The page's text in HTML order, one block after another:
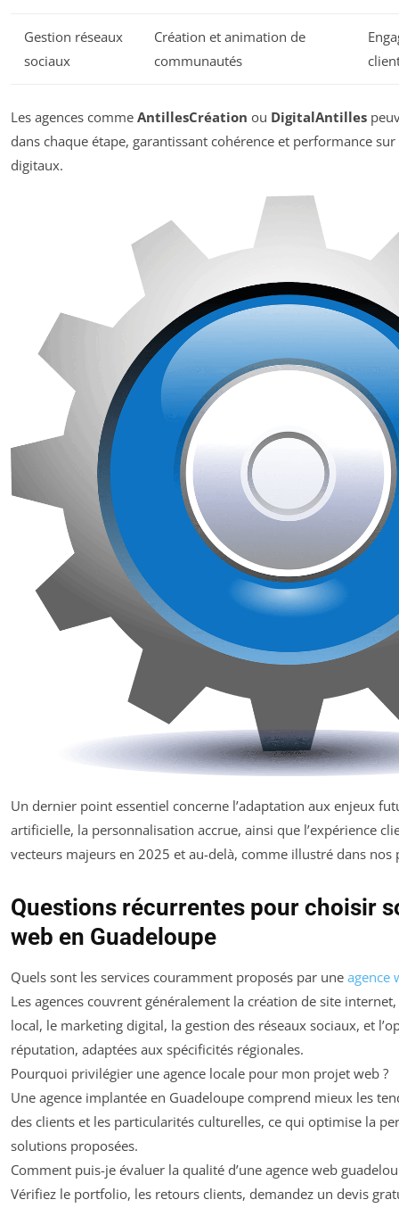
Gestion réseaux
sociaux
Création et animation de
communautés
Les agences comme AntillesCréation ou DigitalAntilles
dans chaque étape, garantissant cohérence et performance
digitaux.
Un dernier point essentiel concerne l’adaptation aux enjeux
artificielle, la personnalisation accrue, ainsi que l’expérience
vecteurs majeurs en 2025 et au-delà, comme illustré dans nos
Questions récurrentes pour choisir
web en Guadeloupe
Quels sont les services couramment proposés par une agence
Les agences couvrent généralement la création de site
local, le marketing digital, la gestion des réseaux sociaux, et
réputation, adaptées aux spécificités régionales.
Pourquoi privilégier une agence locale pour mon projet web ?
Une agence implantée en Guadeloupe comprend mieux les
des clients et les particularités culturelles, ce qui optimise la
solutions proposées.
Comment puis-je évaluer la qualité d’une agence web
Vérifiez le portfolio, les retours clients, demandez un devis